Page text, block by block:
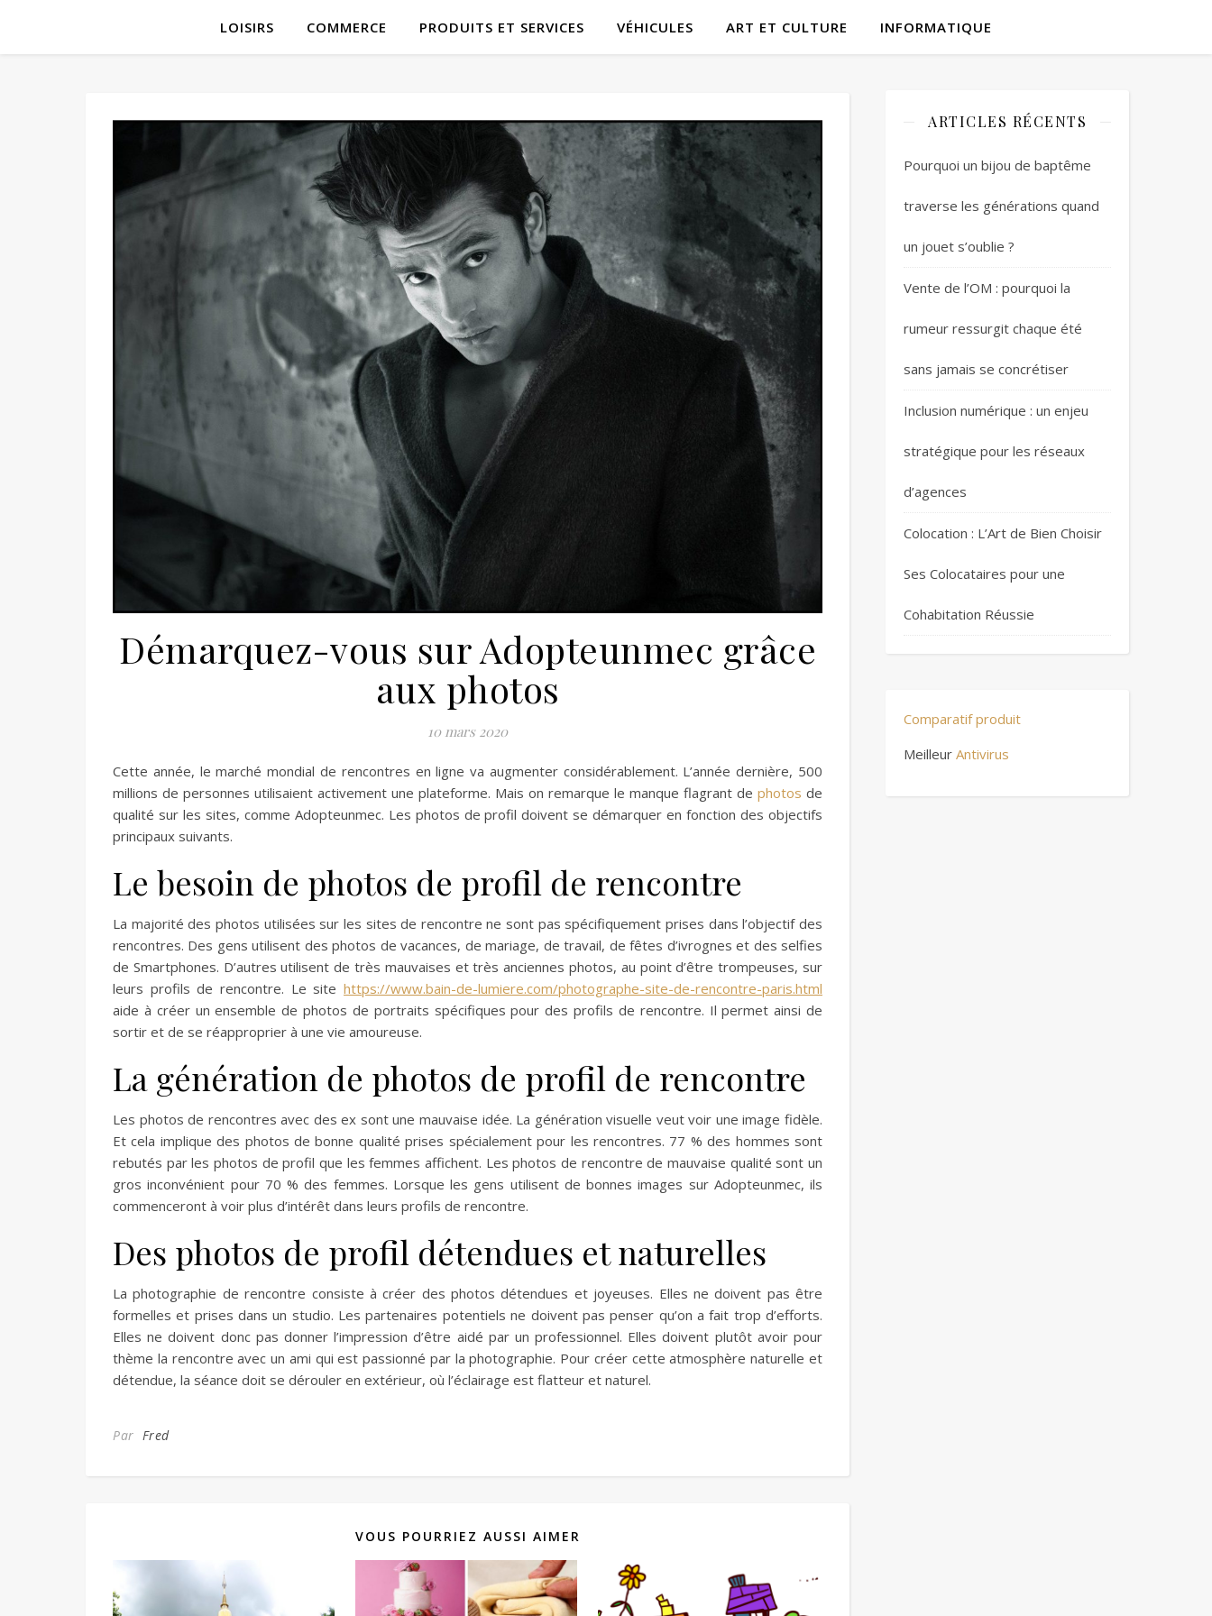
LOISIRS COMMERCE PRODUITS ET SERVICES VÉHICULES ART ET CULTURE INFORMATIQUE
Démarquez-vous sur Adopteunmec grâce
aux photos
10 mars 2020
Cette année, le marché mondial de rencontres en ligne va augmenter considérablement. L’année dernière, 500
millions de personnes utilisaient activement une plateforme. Mais on remarque le manque flagrant de photos de
qualité sur les sites, comme Adopteunmec. Les photos de profil doivent se démarquer en fonction des objectifs
principaux suivants.
Le besoin de photos de profil de rencontre
La majorité des photos utilisées sur les sites de rencontre ne sont pas spécifiquement prises dans l’objectif des
rencontres. Des gens utilisent des photos de vacances, de mariage, de travail, de fêtes d’ivrognes et des selfies
de Smartphones. D’autres utilisent de très mauvaises et très anciennes photos, au point d’être trompeuses, sur
leurs profils de rencontre. Le site https://www.bain-de-lumiere.com/photographe-site-de-rencontre-paris.html
aide à créer un ensemble de photos de portraits spécifiques pour des profils de rencontre. Il permet ainsi de
sortir et de se réapproprier à une vie amoureuse.
La génération de photos de profil de rencontre
Les photos de rencontres avec des ex sont une mauvaise idée. La génération visuelle veut voir une image fidèle.
Et cela implique des photos de bonne qualité prises spécialement pour les rencontres. 77 % des hommes sont
rebutés par les photos de profil que les femmes affichent. Les photos de rencontre de mauvaise qualité sont un
gros inconvénient pour 70 % des femmes. Lorsque les gens utilisent de bonnes images sur Adopteunmec, ils
commenceront à voir plus d’intérêt dans leurs profils de rencontre.
Des photos de profil détendues et naturelles
La photographie de rencontre consiste à créer des photos détendues et joyeuses. Elles ne doivent pas être
formelles et prises dans un studio. Les partenaires potentiels ne doivent pas penser qu’on a fait trop d’efforts.
Elles ne doivent donc pas donner l’impression d’être aidé par un professionnel. Elles doivent plutôt avoir pour
thème la rencontre avec un ami qui est passionné par la photographie. Pour créer cette atmosphère naturelle et
détendue, la séance doit se dérouler en extérieur, où l’éclairage est flatteur et naturel.
Par Fred
VOUS POURRIEZ AUSSI AIMER
ARTICLES RÉCENTS
Pourquoi un bijou de baptême
traverse les générations quand
un jouet s’oublie ?
Vente de l’OM : pourquoi la
rumeur ressurgit chaque été
sans jamais se concrétiser
Inclusion numérique : un enjeu
stratégique pour les réseaux
d’agences
Colocation : L’Art de Bien Choisir
Ses Colocataires pour une
Cohabitation Réussie
Comparatif produit
Meilleur Antivirus